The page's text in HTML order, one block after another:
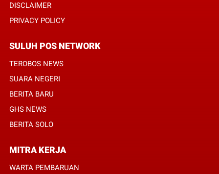
DISCLAIMER
PRIVACY POLICY
SULUH POS NETWORK
TEROBOS NEWS
SUARA NEGERI
BERITA BARU
GHS NEWS
BERITA SOLO
MITRA KERJA
WARTA PEMBARUAN